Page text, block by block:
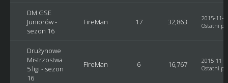
DM GSE
Juniorów -
sezon 16
FireMan 17 32,863
2015-11-
Ostatni
Drużynowe
Mistrzostwa
5 ligi - sezon
16
FireMan 6 16,767
2015-11-
Ostatni